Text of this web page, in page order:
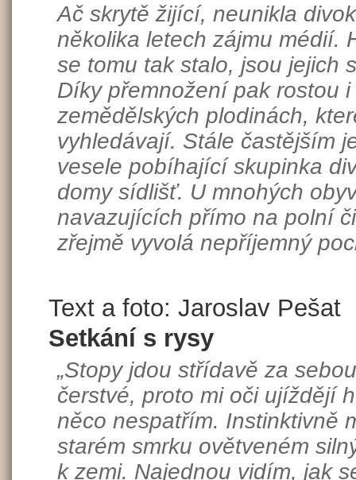
Ač skrytě žijící, neunikla
několika letech zájmu médií.
se tomu tak stalo, jsou jejich
Díky přemnožení pak rostou
zemědělských plodinách,
vyhledávají. Stále častějším
vesele pobíhající skupinka
domy sídlišť. U mnohých
navazujících přímo na polní
zřejmě vyvolá nepříjemný
Text a foto: Jaroslav Pešat
Setkání s rysy
„Stopy jdou střídavě za
čerstvé, proto mi oči ujíždějí
něco nespatřím. Instinktivně
starém smrku ovětveném
k zemi. Najednou vidím, jak